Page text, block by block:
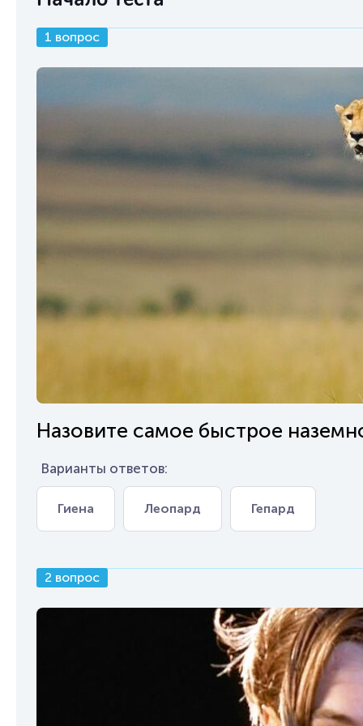
1 вопрос
Назовите самое быстрое
Варианты ответов:
Гиена Леопард Гепард
2 вопрос